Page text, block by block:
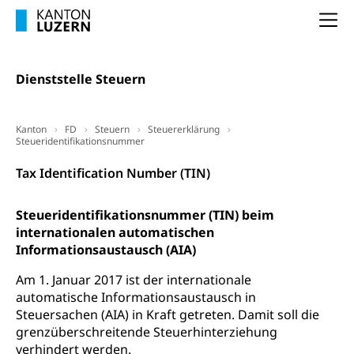
Dienststelle Steuern
Kanton FD Steuern
Steuererklärung
Steueridentifikationsnummer
Tax Identification Number (TIN)
Steueridentifikationsnummer (TIN) beim
internationalen automatischen
Informationsaustausch (AIA)
Am 1. Januar 2017 ist der internationale
automatische Informationsaustausch in
Steuersachen (AIA) in Kraft getreten. Damit soll die
grenzüberschreitende Steuerhinterziehung
verhindert werden.
Forschungsförderung, Wissenschaftsmarketing,
Wissenschaft, Forschung, Entwicklung, Projekte
Projektförderung Universität Luzern unilu
Berufsbildung, Berufsmatura nach Lehre,
Neuorientierung, Grundkompetenzen,
Studienberatung, Beratung und Unterstützung,
Berufsabschluss für Erwachsene
Erwachsenenmatura
Bildungsgutscheine Grundkompetenzen
Bildung & Berufsabschluss für Erwachsene
Fachperson Betreuung (verkürzte
Grundbildung)
Fachperson Gesundheit (verkürzte
Berufliche Grundbildung
Lehre, Berufsfachschule, Lehrbetrieb, Lehrvertrag,
Berufsberatung, Qualifikationsverfahren,
Berufswahl & Berufsberatung, Schnupperlehre und
Lehrstellensuche, Berufsmaturität,
Brückenangebote, Zugewanderte & Arbeitsmarkt,
Fachstelle Berufsbildung